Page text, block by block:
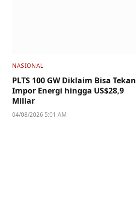
NASIONAL
PLTS 100 GW Diklaim Bisa Tekan
Impor Energi hingga US$28,9
Miliar
04/08/2026 5:01 AM